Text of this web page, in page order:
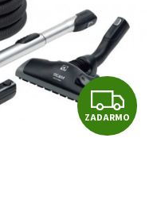
Z
A
ZADARMO